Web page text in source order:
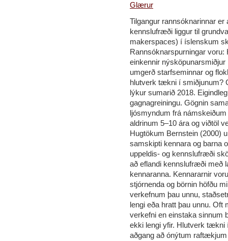
Glærur
Tilgangur rannsóknarinnar
kennslufræði liggur til
makerspaces) í íslenskum
Rannsóknarspurningar
einkennir
umgerð starfseminnar og
hlutverk tækni í smiðjunum?
lýkur sumarið 2018.
gagnagreiningu. Gögnin
ljósmyndum frá
aldrinum 5–10 ára og viðtöl
Hugtökum Bernstein (2000)
samskipti kennara og barna
uppeldis- og kennslufræði
að eflandi kennslufræði með
kennaranna. Kennararnir
stjórnenda og börnin höfðu
verkefnum þau unnu,
lengi eða hratt þau unnu.
verkefni en einstaka sinnum
ekki lengi yfir. Hlutverk tækni
aðgang að ónýtum